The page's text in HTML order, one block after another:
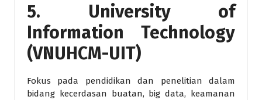
5. University of
Information Technology
(VNUHCM-UIT)
Fokus pada pendidikan dan penelitian dalam
bidang kecerdasan buatan, big data, keamanan